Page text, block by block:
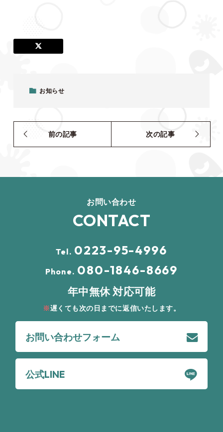
お知らせ
前の記事 次の記事
お問い合わせ
CONTACT
Tel. 0223-95-4996
Phone. 080-1846-8669
年中無休 対応可能
遅くても次の日までに返信いたします。
お問い合わせフォーム
公式LINE